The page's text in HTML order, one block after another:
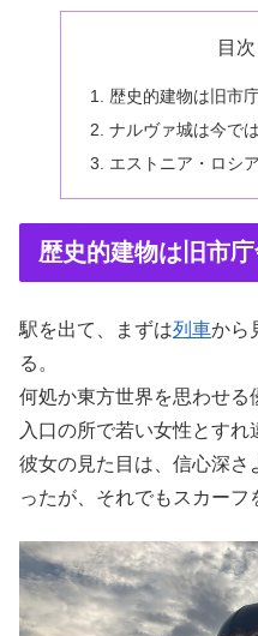
目次
歴史的建物は旧市
ナルヴァ城は今で
エストニア・ロシ
歴史的建物は旧市
駅を出て、まずは列車から
る。
何処か東方世界を思わせる
入口の所で若い女性とすれ
彼女の見た目は、信心深
ったが、それでもスカーフ